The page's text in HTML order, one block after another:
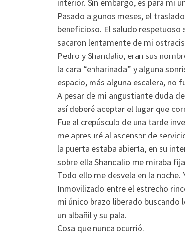
interior. Sin embargo, es para mí
Pasado algunos meses, el
beneficioso. El saludo
sacaron lentamente de mi
Pedro y Shandalio, eran sus
la cara “enharinada” y alguna
espacio, más alguna escalera, no
A pesar de mi angustiante duda
así deberé aceptar el lugar que
Fue al crepúsculo de una tarde
me apresuré al ascensor de
la puerta estaba abierta, en su
sobre ella Shandalio me miraba
Todo ello me desvela en la
Inmovilizado entre el estrecho
mi único brazo liberado
un albañil y su pala.
Cosa que nunca ocurrió.